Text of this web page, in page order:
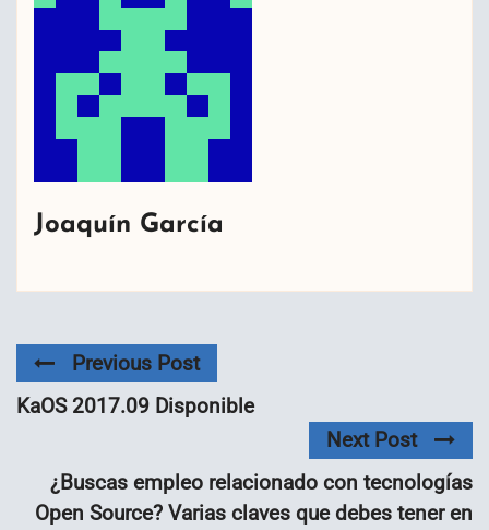
Joaquín García
Previous Post
KaOS 2017.09 Disponible
Next Post
¿Buscas empleo relacionado con tecnologías
Open Source? Varias claves que debes tener en